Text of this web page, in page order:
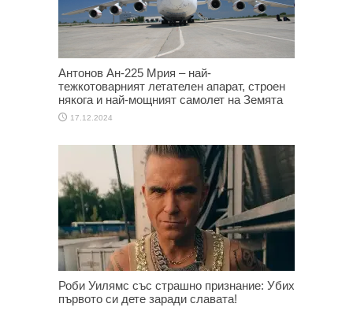
Антонов Ан-225 Мрия – най-
тежкотоварният летателен апарат, строен
някога и най-мощният самолет на Земята
17.12.2024
Роби Уилямс със страшно признание: Убих
първото си дете заради славата!